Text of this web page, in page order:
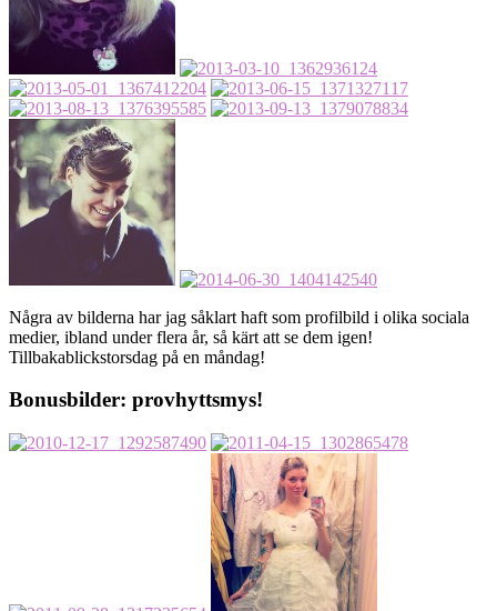
Några av bilderna har jag såklart haft som profilbild i olika sociala
medier, ibland under flera år, så kärt att se dem igen!
Tillbakablickstorsdag på en måndag!
Bonusbilder: provhyttsmys!